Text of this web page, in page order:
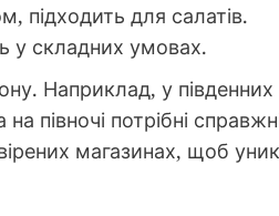
підходить для салатів.
у складних умовах.
Наприклад, у південних
півночі потрібні
магазинах, щоб